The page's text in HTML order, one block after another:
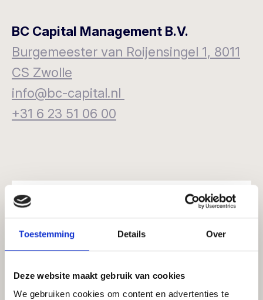
Toestemming Details Over
Deze website maakt gebruik van cookies
We gebruiken cookies om content en advertenties te
BC Capital Management B.V.
Burgemeester van Roijensingel 1, 8011
CS Zwolle
info@bc-capital.nl
+31 6 23 51 06 00
Contact us
Name